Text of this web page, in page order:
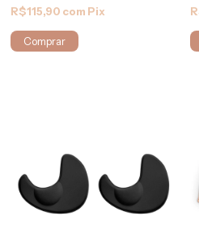
R$115,90 com Pix
Comprar